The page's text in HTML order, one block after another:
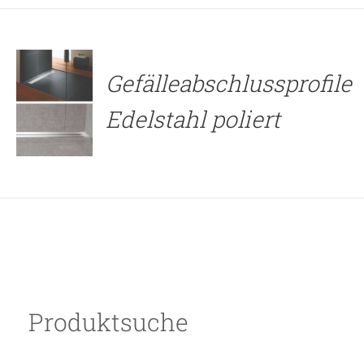
Gefälleabschlussprofile
Edelstahl poliert
Produktsuche